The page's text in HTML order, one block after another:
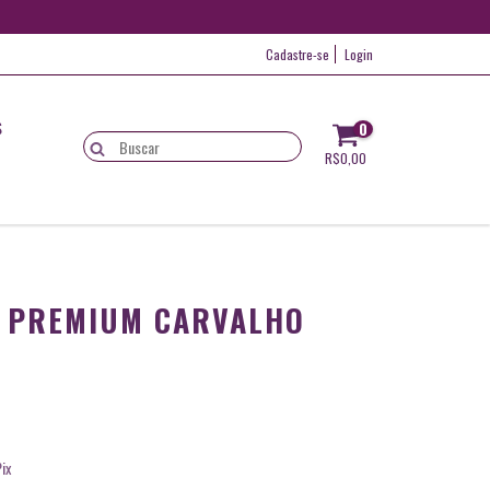
Cadastre-se Login
0
R$0,00
CARVALHO